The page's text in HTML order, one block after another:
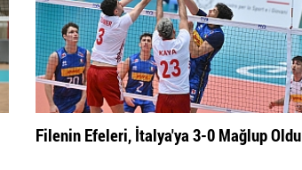
Filenin Efeleri, İtalya'ya 3-0 Mağlup Oldu